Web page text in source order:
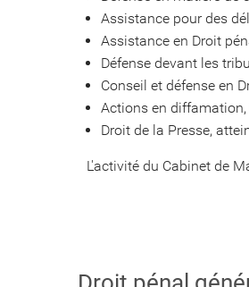
Assistance pour des
Assistance en Droit
Défense devant les
Conseil et défense en
Actions en
Droit de la Presse,
L'activité du Cabinet de